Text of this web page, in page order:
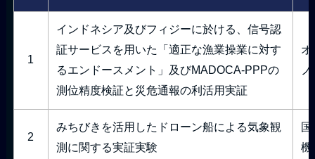
1
インドネシア及びフィジーに於ける、信号認
証サービスを用いた「適正な漁業操業に対す
るエンドースメント」及びMADOCA-PPPの
測位精度検証と災危通報の利活用実証
オ
2
みちびきを活用したドローン船による気象観
測に関する実証実験
機